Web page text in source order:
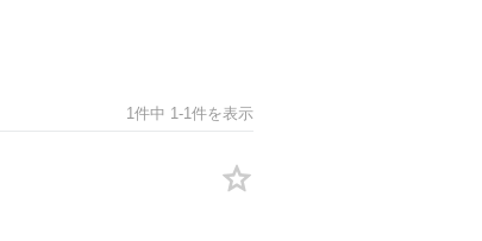
1件中 1-1件を表示